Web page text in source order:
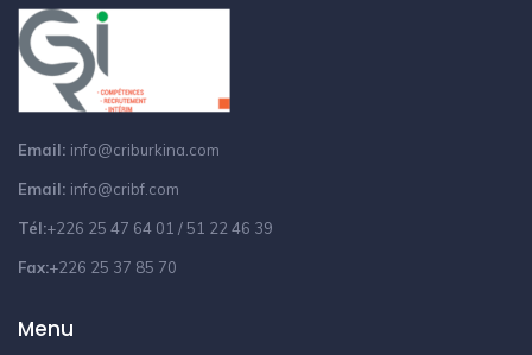
Email: info@criburkina.com
Email: info@cribf.com
Tél:+226 25 47 64 01 / 51 22 46 39
Fax:+226 25 37 85 70
Menu